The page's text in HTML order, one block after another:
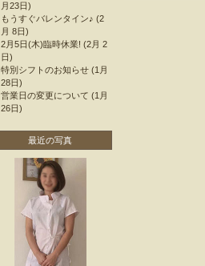
月23日)
もうすぐバレンタイン♪ (2
月 8日)
2月5日(木)臨時休業! (2月 2
日)
特別シフトのお知らせ (1月
28日)
営業日の変更について (1月
26日)
最近の写真